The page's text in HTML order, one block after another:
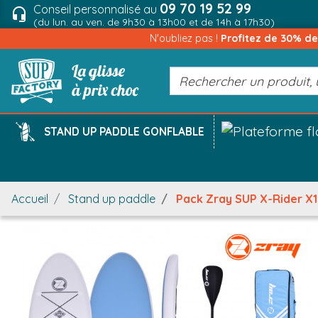
headset_mic Conseil personnalisé au 09 70 19 52 99
(du lun. au ven. de 9h30 à 13h00 et de 14h à 17h30)
N'oubliez pas ! Profitez de 30%
STAND UP PADDLE GONFLABLE
Accueil Stand up paddle Pack Zray SUP X-Rider